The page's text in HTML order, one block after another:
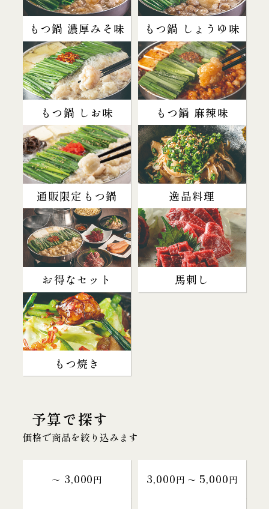
もつ鍋 濃厚みそ味 もつ鍋 しょうゆ味
もつ鍋 しお味 もつ鍋 麻辣味
通販限定もつ鍋 逸品料理
お得なセット 馬刺し
もつ焼き
予算で探す
価格で商品を絞り込みます
～ 3,000円 3,000円 〜 5,000円